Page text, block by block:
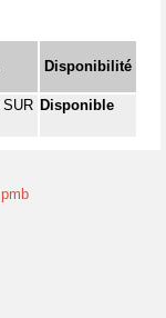
Disponibilité
SUR Disponible
pmb